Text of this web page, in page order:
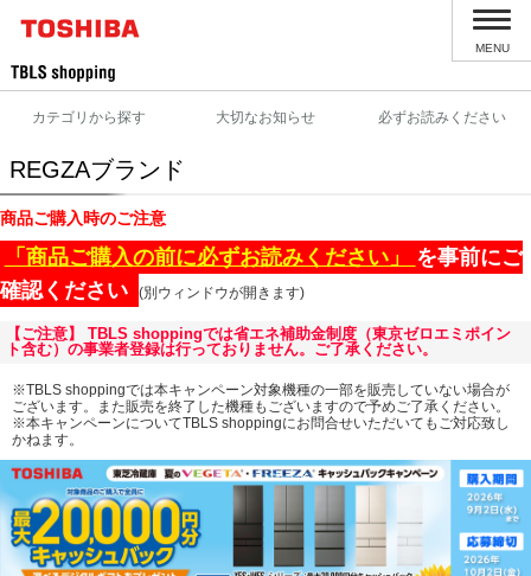
MENU
カテゴリから探す 大切なお知らせ 必ずお読みください
REGZAブランド
商品ご購入時のご注意
「商品ご購入の前に必ずお読みください」 を事前にご
確認ください
(別ウィンドウが開きます)
【ご注意】 TBLS shoppingでは省エネ補助金制度（東京ゼロエミポイン
ト含む）の事業者登録は行っておりません。ご了承ください。
※TBLS shoppingでは本キャンペーン対象機種の一部を販売していない場合が
ございます。また販売を終了した機種もございますので予めご了承ください。
※本キャンペーンについてTBLS shoppingにお問合せいただいてもご対応致し
かねます。